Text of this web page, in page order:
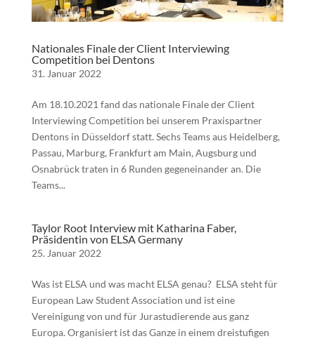
Nationales Finale der Client Interviewing
Competition bei Dentons
31. Januar 2022
Am 18.10.2021 fand das nationale Finale der Client
Interviewing Competition bei unserem Praxispartner
Dentons in Düsseldorf statt. Sechs Teams aus Heidelberg,
Passau, Marburg, Frankfurt am Main, Augsburg und
Osnabrück traten in 6 Runden gegeneinander an. Die
Teams...
Taylor Root Interview mit Katharina Faber,
Präsidentin von ELSA Germany
25. Januar 2022
Was ist ELSA und was macht ELSA genau? ELSA steht für
European Law Student Association und ist eine
Vereinigung von und für Jurastudierende aus ganz
Europa. Organisiert ist das Ganze in einem dreistufigen